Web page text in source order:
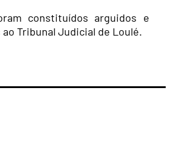
constituídos arguidos e
Tribunal Judicial de Loulé.